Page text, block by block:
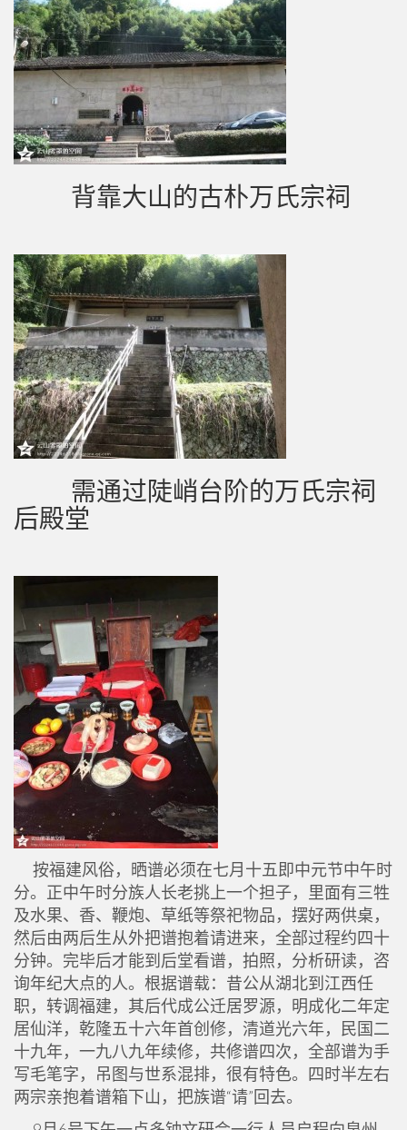
背靠大山的古朴万氏宗祠
需通过陡峭台阶的万氏宗祠
后殿堂
按福建风俗，晒谱必须在七月十五即中元节中午时
分。正中午时分族人长老挑上一个担子，里面有三牲
及水果、香、鞭炮、草纸等祭祀物品，摆好两供桌，
然后由两后生从外把谱抱着请进来，全部过程约四十
分钟。完毕后才能到后堂看谱，拍照，分析研读，咨
询年纪大点的人。根据谱载：昔公从湖北到江西任
职，转调福建，其后代成公迁居罗源，明成化二年定
居仙洋，乾隆五十六年首创修，清道光六年，民国二
十九年，一九八九年续修，共修谱四次，全部谱为手
写毛笔字，吊图与世系混排，很有特色。四时半左右
两宗亲抱着谱箱下山，把族谱“请”回去。